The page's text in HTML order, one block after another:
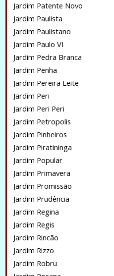
Jardim Patente Novo
Jardim Paulista
Jardim Paulistano
Jardim Paulo VI
Jardim Pedra Branca
Jardim Penha
Jardim Pereira Leite
Jardim Peri
Jardim Peri Peri
Jardim Petropolis
Jardim Pinheiros
Jardim Piratininga
Jardim Popular
Jardim Primavera
Jardim Promissão
Jardim Prudência
Jardim Regina
Jardim Regis
Jardim Rincão
Jardim Rizzo
Jardim Robru